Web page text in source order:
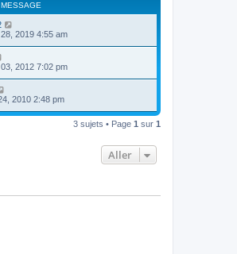
2019 4:55 am
2012 7:02 pm
2010 2:48 pm
3 sujets • Page 1 sur 1
Aller